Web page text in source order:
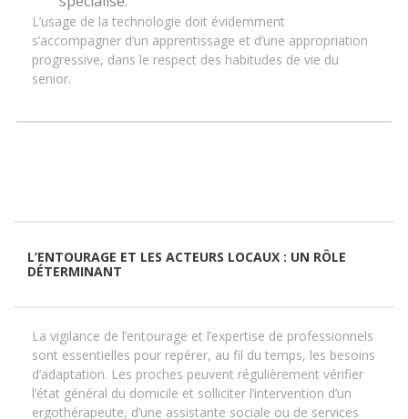
L’usage de la technologie doit évidemment
s’accompagner d’un apprentissage et d’une appropriation
progressive, dans le respect des habitudes de vie du
senior.
L’ENTOURAGE ET LES ACTEURS LOCAUX : UN RÔLE
DÉTERMINANT
La vigilance de l’entourage et l’expertise de professionnels
sont essentielles pour repérer, au fil du temps, les besoins
d’adaptation. Les proches peuvent régulièrement vérifier
l’état général du domicile et solliciter l’intervention d’un
ergothérapeute, d’une assistante sociale ou de services